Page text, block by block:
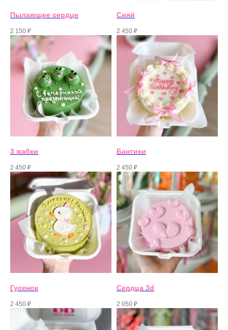
Пылающее сердце
2 150 ₽
Сияй
2 450 ₽
3 жабки
2 450 ₽
Бантики
2 450 ₽
Гусенок
2 450 ₽
Сердца 3d
2 050 ₽
социальных сетях и
приходите в кафе
Москва, 3-й Нижнелихоборский
пр-д, д.3, c.6
построить маршрут
Москва, Малый Казённый пер.,
16с1/14
построить маршрут